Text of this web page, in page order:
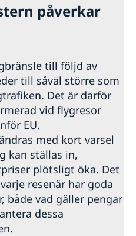
påverkar
till följd av
till såväl större som
Det är därför
vid flygresor
EU.
med kort varsel
kan ställas in,
plötsligt öka. Det
resenär har goda
både vad gäller pengar
dessa